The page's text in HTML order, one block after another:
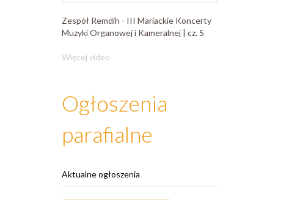
Zespół Remdih - III Mariackie Koncerty
Muzyki Organowej i Kameralnej | cz. 5
Więcej video
Ogłoszenia
parafialne
Aktualne ogłoszenia